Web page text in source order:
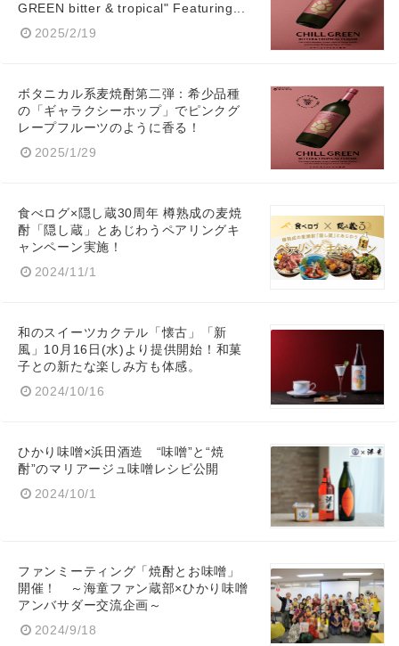
GREEN bitter & tropical" Featuring...
2025/2/19
ボタニカル系麦焼酎第二弾：希少品種
の「ギャラクシーホップ」でピンクグ
レープフルーツのように香る！
2025/1/29
食べログ×隠し蔵30周年 樽熟成の麦焼
酎「隠し蔵」とあじわうペアリングキ
ャンペーン実施！
2024/11/1
和のスイーツカクテル「懐古」「新
風」10月16日(水)より提供開始！和菓
子との新たな楽しみ方も体感。
2024/10/16
ひかり味噌×浜田酒造 “味噌”と“焼
酎”のマリアージュ味噌レシピ公開
2024/10/1
ファンミーティング「焼酎とお味噌」
開催！ ～海童ファン蔵部×ひかり味噌
アンバサダー交流企画～
2024/9/18